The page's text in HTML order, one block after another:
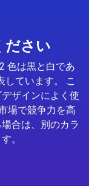
ださい
色は黒と白であ
しています。 こ
ザインによく使
場で競争力を高
合は、別のカラ
。